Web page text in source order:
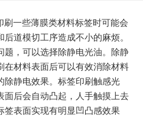
刷一些薄膜类材料标签时可能会
道模切工序造成不小的麻烦。
题，可以选择除静电光油。除静
在材料表面后可以有效消除材料
除静电效果。标签印刷触感光
面后会自动凸起，人手触摸上去
签表面实现有明显凹凸感效果